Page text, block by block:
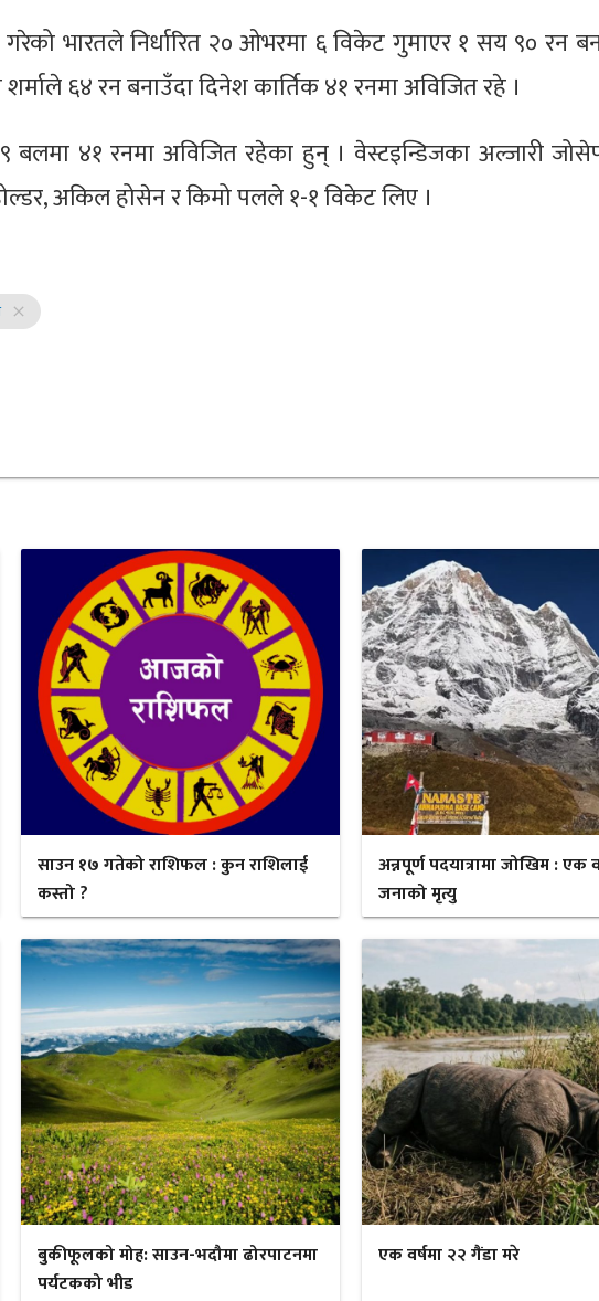
भारतले निर्धारित २० ओभरमा ६ विकेट गुमाएर १ सय ९० रन
६४ रन बनाउँदा दिनेश कार्तिक ४१ रनमा अविजित रहे ।
बलमा ४१ रनमा अविजित रहेका हुन् । वेस्टइन्डिजका अल्जारी
अकिल होसेन र किमो पलले १-१ विकेट लिए ।
close
साउन १७ गतेको राशिफल : कुन राशिलाई
कस्तो ?
अन्नपूर्ण पदयात्रामा जोखिम : एक
जनाको मृत्यु
बुकीफूलको मोह: साउन-भदौमा ढोरपाटनमा
पर्यटकको भीड
एक वर्षमा २२ गैंडा मरे